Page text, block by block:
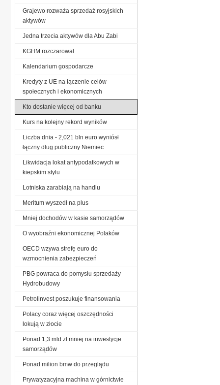
Grajewo rozważa sprzedaż rosyjskich
aktywów
Jedna trzecia aktywów dla Abu Zabi
KGHM rozczarował
Kalendarium gospodarcze
Kredyty z UE na łączenie celów
społecznych i ekonomicznych
Kto dostanie więcej od banku
Kurs na kolejny rekord wyników
Liczba dnia - 2,021 bln euro wyniósł
łączny dług publiczny Niemiec
Likwidacja lokat antypodatkowych w
kiepskim stylu
Lotniska zarabiają na handlu
Meritum wyszedł na plus
Mniej dochodów w kasie samorządów
O wyobraźni ekonomicznej Polaków
OECD wzywa strefę euro do
wzmocnienia zabezpieczeń
PBG powraca do pomysłu sprzedaży
Hydrobudowy
Petrolinvest poszukuje finansowania
Polacy coraz więcej oszczędności
lokują w złocie
Ponad 1,3 mld zł mniej na inwestycje
samorządów
Ponad milion bmw do przeglądu
Prywatyzacyjna machina w górnictwie